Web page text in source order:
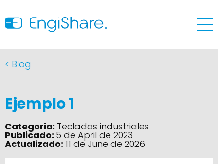
< Blog
Ejemplo 1
Categoria: Teclados industriales
Publicado: 5 de April de 2023
Actualizado: 11 de June de 2026